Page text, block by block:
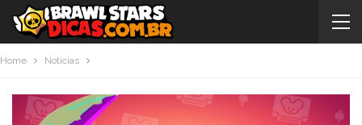
Home Noticias